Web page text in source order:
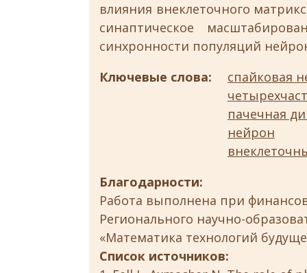
влияния внеклеточного
синаптическое
синхронности популяций
Ключевые слова:
спайковая
пачечная
нейрон
Благодарности:
Работа выполнена при
Регионального научно-
«Математика технологий
Список источников: